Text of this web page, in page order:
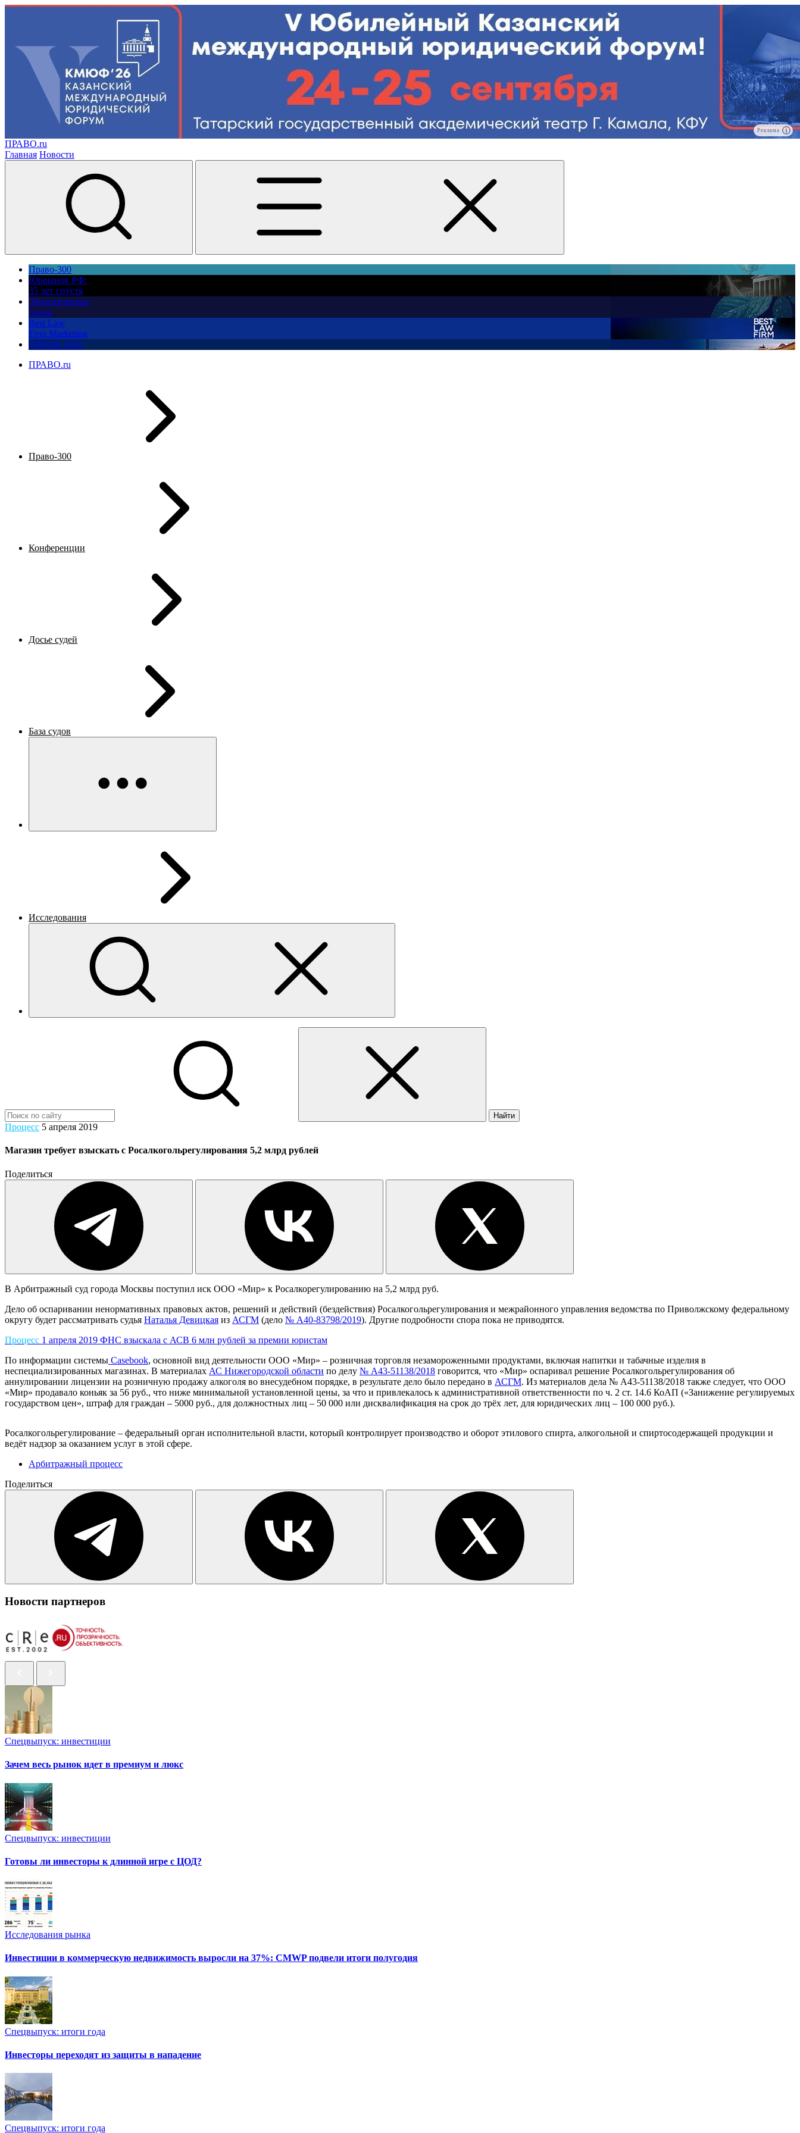
Реклама
ПРАВО.ru
Главная Новости
Право-300
Юррынок РФ:
35 лет спустя
Экологическое
право
Best Law
Firm Marketing
ПМЮФ 2026
ПРАВО.ru
Право-300
Конференции
Досье судей
База судов
Исследования
Найти
Процесс 5 апреля 2019
Магазин требует взыскать с Росалкогольрегулирования 5,2 млрд рублей
Поделиться
В Арбитражный суд города Москвы поступил иск ООО «Мир» к Росалкорегулированию на 5,2 млрд руб.
Дело об оспаривании ненормативных правовых актов, решений и действий (бездействия) Росалкогольрегулирования и межрайонного управления ведомства по Приволжскому федеральному
округу будет рассматривать судья Наталья Девицкая из АСГМ (дело № А40-83798/2019). Другие подробности спора пока не приводятся.
Процесс 1 апреля 2019 ФНС взыскала с АСВ 6 млн рублей за премии юристам
По информации системы Casebook, основной вид деятельности ООО «Мир» – розничная торговля незамороженными продуктами, включая напитки и табачные изделия в
неспециализированных магазинах. В материалах АС Нижегородской области по делу № А43-51138/2018 говорится, что «Мир» оспаривал решение Росалкогольрегулирования об
аннулировании лицензии на розничную продажу алкоголя во внесудебном порядке, в результате дело было передано в АСГМ. Из материалов дела № А43-51138/2018 также следует, что ООО
«Мир» продавало коньяк за 56 руб., что ниже минимальной установленной цены, за что и привлекалось к административной ответственности по ч. 2 ст. 14.6 КоАП («Занижение регулируемых
государством цен», штраф для граждан – 5000 руб., для должностных лиц – 50 000 или дисквалификация на срок до трёх лет, для юридических лиц – 100 000 руб.).
Росалкогольрегулирование – федеральный орган исполнительной власти, который контролирует производство и оборот этилового спирта, алкогольной и спиртосодержащей продукции и
ведёт надзор за оказанием услуг в этой сфере.
Арбитражный процесс
Поделиться
Новости партнеров
Спецвыпуск: инвестиции
Зачем весь рынок идет в премиум и люкс
Спецвыпуск: инвестиции
Готовы ли инвесторы к длинной игре с ЦОД?
Исследования рынка
Инвестиции в коммерческую недвижимость выросли на 37%: CMWP подвели итоги полугодия
Спецвыпуск: итоги года
Инвесторы переходят из защиты в нападение
Спецвыпуск: итоги года